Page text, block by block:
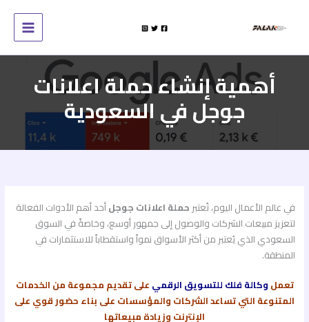
أهمية إنشاء حملة اعلانات
جوجل في السعودية
في عالم الأعمال اليوم، تُعتبر حملة اعلانات جوجلأحد أهم الأدوات الفعالة
لتعزيز مبيعات الشركات والوصول إلى جمهور أوسع، وخاصةً في السوق
السعودي الذي يُعتبر من أكثر الأسواق نمواً واستقطاباً للاستثمارات في
المنطقة.
تعمل وكالة فلك للتسويق الرقمي على تقديم مجموعة من الخدمات
المتنوعة التي تساعد الشركات والمؤسسات على بناء حضور قوي على
الإنترنت وزيادة مبيعاتها